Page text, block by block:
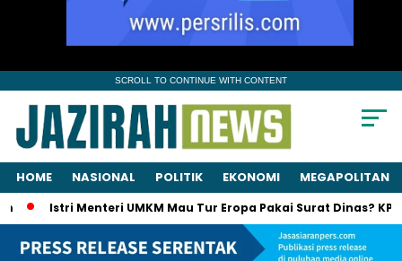
SCROLL TO CONTINUE WITH CONTENT
HOME NASIONAL POLITIK EKONOMI MEGAPOLITAN
Menteri UMKM Mau Tur Eropa Pakai Surat Dinas? KPK Panggil